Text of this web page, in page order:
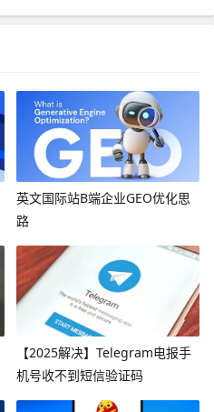
英文国际站B端企业GEO优化思
路
【2025解决】Telegram电报手
机号收不到短信验证码